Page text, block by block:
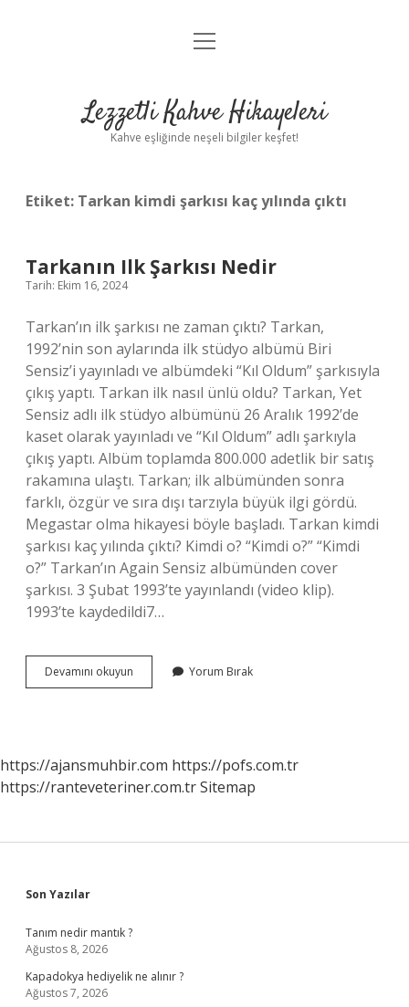
Anasayfa
Yasal Uyarı
menüyü
Lezzetli Kahve Hikayeleri
Kahve eşliğinde neşeli bilgiler keşfet!
Etiket: Tarkan kimdi şarkısı kaç yılında çıktı
Tarkanın Ilk Şarkısı Nedir
Tarih: Ekim 16, 2024
Tarkan’ın ilk şarkısı ne zaman çıktı? Tarkan,
1992’nin son aylarında ilk stüdyo albümü Biri
Sensiz’i yayınladı ve albümdeki “Kıl Oldum” şarkısıyla
çıkış yaptı. Tarkan ilk nasıl ünlü oldu? Tarkan, Yet
Sensiz adlı ilk stüdyo albümünü 26 Aralık 1992’de
kaset olarak yayınladı ve “Kıl Oldum” adlı şarkıyla
çıkış yaptı. Albüm toplamda 800.000 adetlik bir satış
rakamına ulaştı. Tarkan; ilk albümünden sonra
farklı, özgür ve sıra dışı tarzıyla büyük ilgi gördü.
Megastar olma hikayesi böyle başladı. Tarkan kimdi
şarkısı kaç yılında çıktı? Kimdi o? “Kimdi o?” “Kimdi
o?” Tarkan’ın Again Sensiz albümünden cover
şarkısı. 3 Şubat 1993’te yayınlandı (video klip).
1993’te kaydedildi7…
Devamını okuyun Tarkanın
Ilk
Yorum Bırak
https://ajansmuhbir.com https://pofs.com.tr
https://ranteveteriner.com.trSitemap
Sidebar
Son Yazılar
Tanım nedir mantık ?
Ağustos 8, 2026
Kapadokya hediyelik ne alınır ?
Ağustos 7, 2026